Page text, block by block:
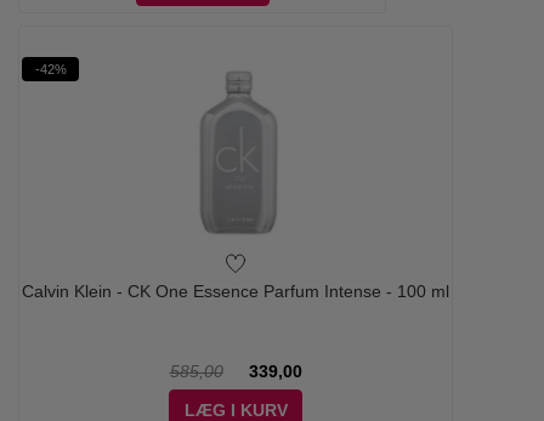
-42%
Calvin Klein - CK One Essence Parfum Intense - 100 ml
585,00
339,00
LÆG I KURV